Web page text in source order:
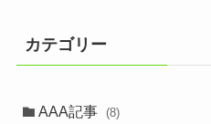
カテゴリー
AAA記事 (8)